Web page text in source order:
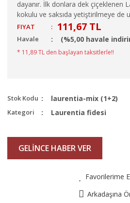
dayanır. İlk donlara dek çiçeklenen
kokulu ve saksıda yetiştirilmeye de
FIYAT : 111,67 TL
Havale (%5,00 havale
* 11,89 TL den başlayan taksitlerle!!
Stok Kodu laurentia-mix (1+2)
Kategori Laurentia fidesi
GELİNCE HABER VER
Favorilerime
Arkadaşına